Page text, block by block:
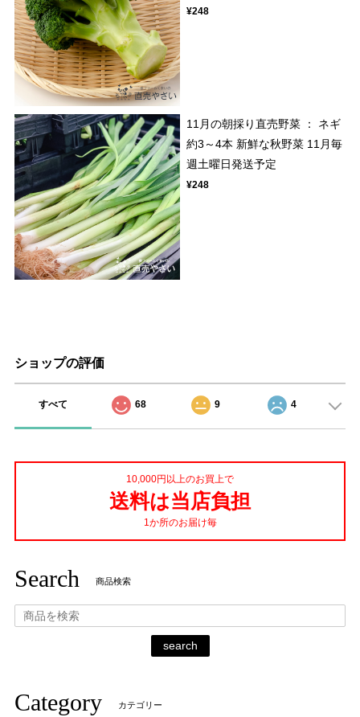
¥248
11月の朝採り直売野菜 ： ネギ
約3～4本 新鮮な秋野菜 11月毎
週土曜日発送予定
¥248
ショップの評価
すべて 68 9 4
10,000円以上のお買上で
送料は当店負担
1か所のお届け毎
Search 商品検索
search
Category カテゴリー